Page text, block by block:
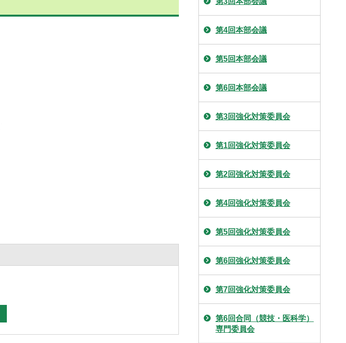
第4回本部会議
第5回本部会議
第6回本部会議
第3回強化対策委員会
第1回強化対策委員会
第2回強化対策委員会
第4回強化対策委員会
第5回強化対策委員会
第6回強化対策委員会
第7回強化対策委員会
第6回合同（競技・医科学）
専門委員会